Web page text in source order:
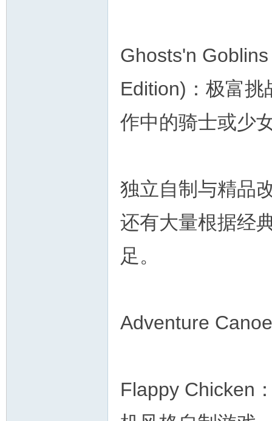
Ghosts'n
Edition)：极富
作中的骑士或少
独立自制与精品
还有大量根据经
足。
Adventure
Flappy Chicken